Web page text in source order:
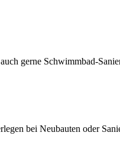
gerne Schwimmbad-
bei Neubauten oder